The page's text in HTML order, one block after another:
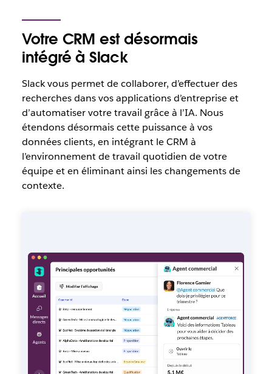
Votre CRM est désormais
intégré à Slack
Slack vous permet de collaborer, d’effectuer des
recherches dans vos applications d’entreprise et
d’automatiser votre travail grâce à l’IA. Nous
étendons désormais cette puissance à vos
données clients, en intégrant le CRM à
l’environnement de travail quotidien de votre
équipe et en éliminant ainsi les changements de
contexte.